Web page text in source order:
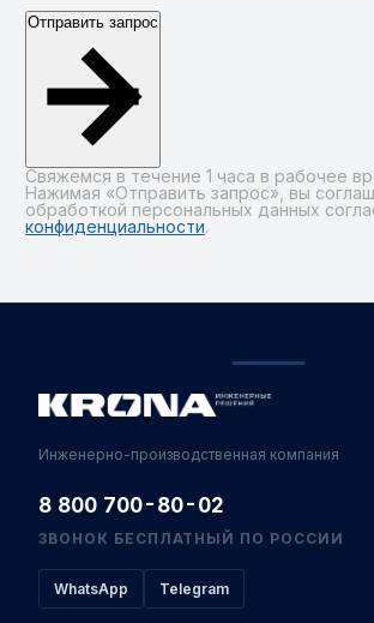
Отправить запрос
Свяжемся в течение 1 часа в рабочее
Нажимая «Отправить запрос», вы
обработкой персональных данных
конфиденциальности.
Инженерно-производственная компания
8 800 700-80-02
ЗВОНОК БЕСПЛАТНЫЙ ПО РОССИИ
WhatsApp Telegram